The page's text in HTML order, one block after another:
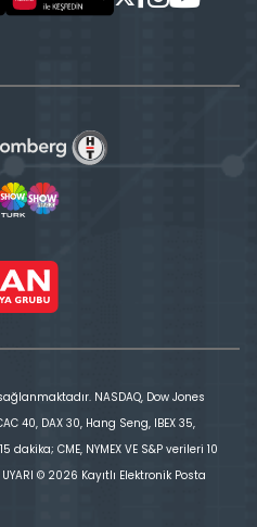
NASDAQ, Dow Jones
40, DAX 30, Hang Seng, IBEX 35,
dakika; CME, NYMEX VE S&P verileri 10
© 2026 Kayıtlı Elektronik Posta